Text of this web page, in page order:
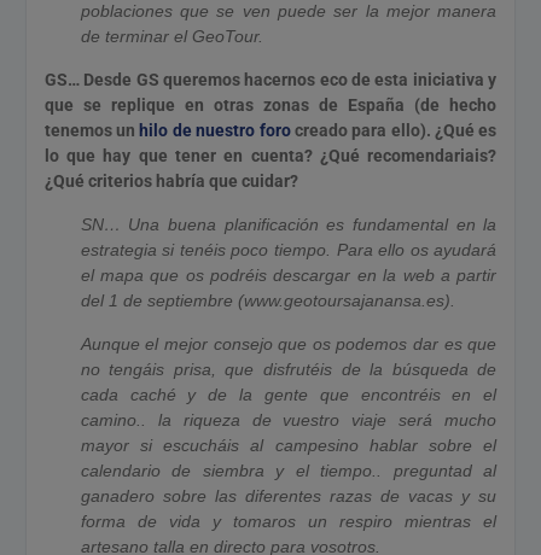
poblaciones que se ven puede ser la mejor manera
de terminar el GeoTour.
GS… Desde GS queremos hacernos eco de esta iniciativa y
que se replique en otras zonas de España (de hecho
tenemos un hilo de nuestro forocreado para ello). ¿Qué es
lo que hay que tener en cuenta? ¿Qué recomendariais?
¿Qué criterios habría que cuidar?
SN… Una buena planificación es fundamental en la
estrategia si tenéis poco tiempo. Para ello os ayudará
el mapa que os podréis descargar en la web a partir
del 1 de septiembre (www.geotoursajanansa.es).
Aunque el mejor consejo que os podemos dar es que
no tengáis prisa, que disfrutéis de la búsqueda de
cada caché y de la gente que encontréis en el
camino.. la riqueza de vuestro viaje será mucho
mayor si escucháis al campesino hablar sobre el
calendario de siembra y el tiempo.. preguntad al
ganadero sobre las diferentes razas de vacas y su
forma de vida y tomaros un respiro mientras el
artesano talla en directo para vosotros.